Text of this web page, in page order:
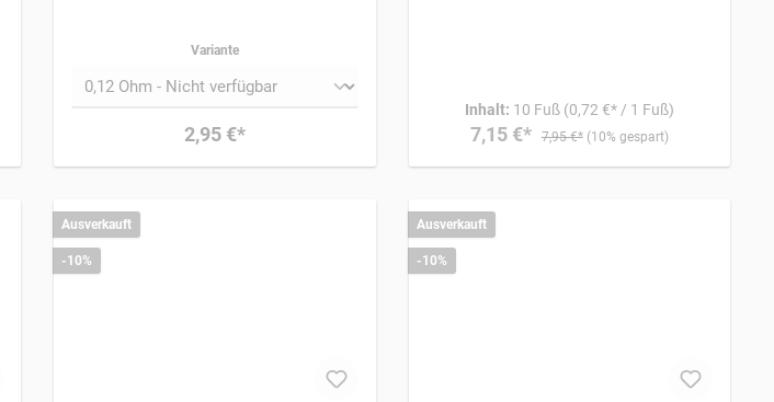
Variante
2,95 €*
Inhalt: 10 Fuß (0,72 €* / 1 Fuß)
7,15 €* 7,95 €* (10% gespart)
Ausverkauft
-10%
Ausverkauft
-10%